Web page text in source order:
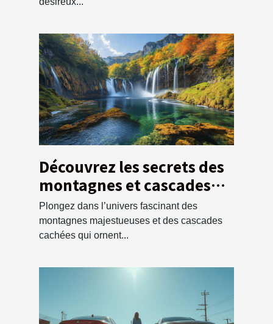
Découvrez les secrets des
montagnes et cascades
locales
Plongez dans l’univers fascinant des
montagnes majestueuses et des cascades
cachées qui ornent...